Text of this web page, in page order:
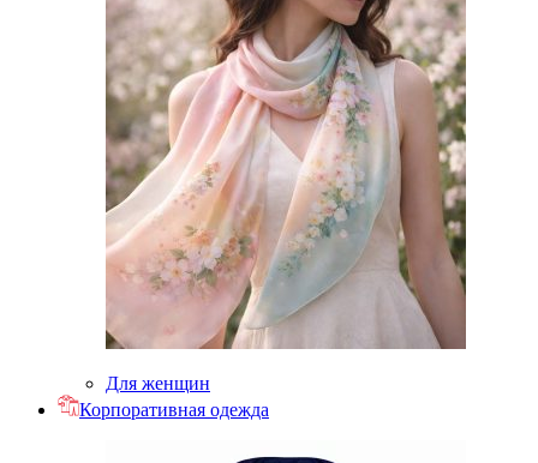
Для женщин
Корпоративная одежда